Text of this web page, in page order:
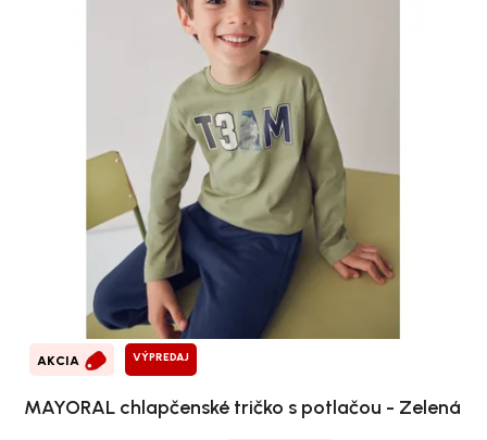
AKCIA VÝPREDAJ
MAYORAL chlapčenské tričko s potlačou - Zelená